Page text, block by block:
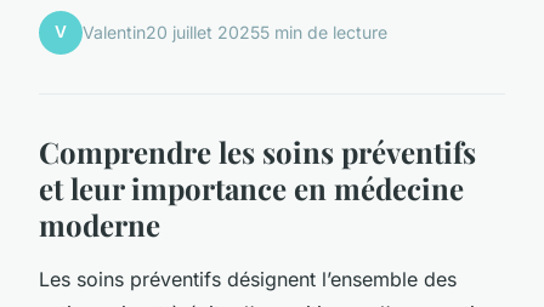
V Valentin20 juillet 20255 min de lecture
Comprendre les soins préventifs
et leur importance en médecine
moderne
Les soins préventifs désignent l’ensemble des